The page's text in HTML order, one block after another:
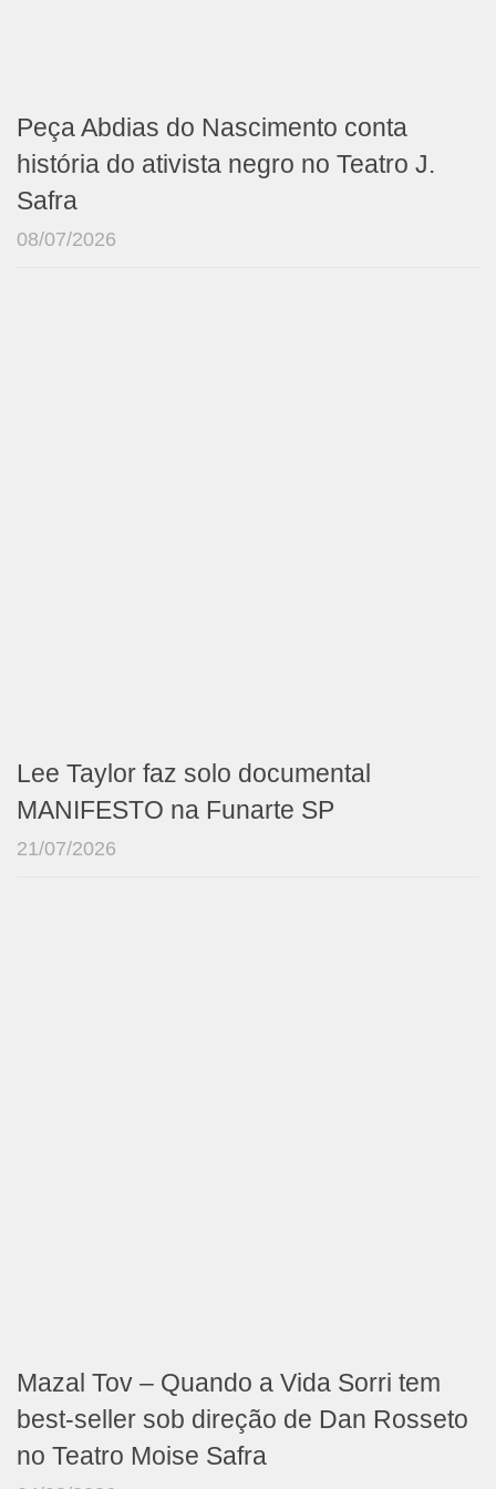
Peça Abdias do Nascimento conta
história do ativista negro no Teatro J.
Safra
08/07/2026
Lee Taylor faz solo documental
MANIFESTO na Funarte SP
21/07/2026
Mazal Tov – Quando a Vida Sorri tem
best-seller sob direção de Dan Rosseto
no Teatro Moise Safra